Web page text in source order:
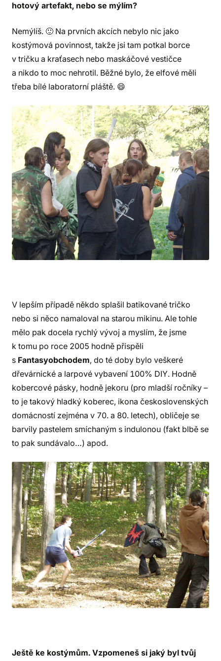
hotový artefakt, nebo se mýlím?
Nemýlíš. 🙂 Na prvních akcích nebylo nic jako
kostýmová povinnost, takže jsi tam potkal borce
v tričku a kraťasech nebo maskáčové vestičce
a nikdo to moc nehrotil. Běžné bylo, že elfové měli
třeba bílé laboratorní pláště. 😄
V lepším případě někdo splašil batikované tričko
nebo si něco namaloval na starou mikinu. Ale tohle
mělo pak docela rychlý vývoj a myslím, že jsme
k tomu po roce 2005 hodně přispěli
s Fantasyobchodem, do té doby bylo veškeré
dřevárnické a larpové vybavení 100% DIY. Hodně
kobercové pásky, hodně jekoru (pro mladší ročníky –
to je takový hladký koberec, ikona československých
domácností zejména v 70. a 80. letech), obličeje se
barvily pastelem smíchaným s indulonou (fakt blbě se
to pak sundávalo…) apod.
Ještě ke kostýmům. Vzpomeneš si jaký byl tvůj